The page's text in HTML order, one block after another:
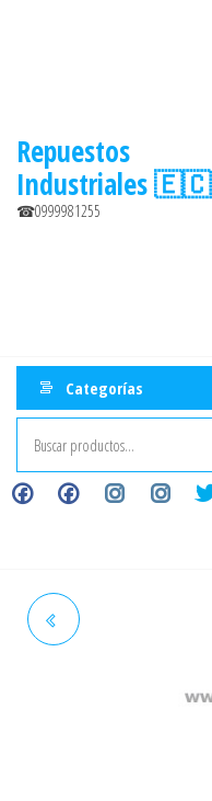
Repuestos
Industriales 🇪🇨
☎0999981255
Categorías